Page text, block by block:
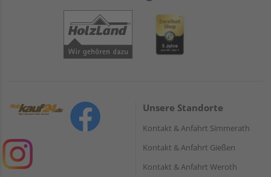
Unsere Standorte
Kontakt & Anfahrt Simmerath
Kontakt & Anfahrt Gießen
Kontakt & Anfahrt Weroth